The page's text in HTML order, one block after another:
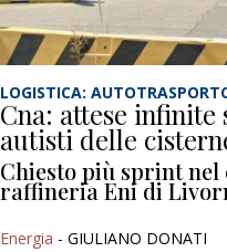
LOGISTICA:
Cna: attese
autisti delle
Chiesto più sprint
raffineria Eni di
Energia - GIULIANO DONATI